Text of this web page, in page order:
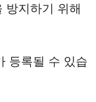
방지하기 위해
등록될 수 있습